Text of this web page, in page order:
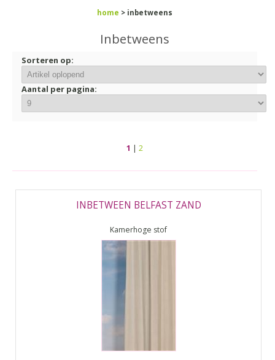
home > inbetweens
Inbetweens
Sorteren op:
Aantal per pagina:
1 | 2
INBETWEEN BELFAST ZAND
Kamerhoge stof